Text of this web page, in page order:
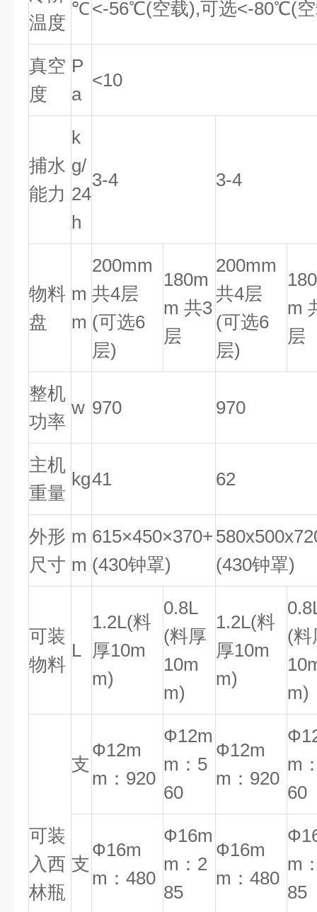
温度
℃<-56℃(空载),可选<-80℃(
真空
度
P
a
<10
捕水
能力
k
g/
24
h
3-4 3-4
物料
盘
m
m
200mm
共4层
(可选6
层)
180m
m 共3
层
200mm
共4层
(可选6
层)
m
层
整机
功率
w 970 970
主机
重量
kg41 62
外形
尺寸
m
m
615×450×370+
(430钟罩)
(430钟罩)
可装
物料
L
1.2L(料
厚10m
m)
0.8L
(料厚
10m
m)
1.2L(料
厚10m
m)
(料
m)
可装
入西
林瓶
支
Ф12m
m：920
Ф12m
m：5
60
Ф12m
m：920
m
60
支
Ф16m
m：480
Ф16m
m：2
85
Ф16m
m：480
m
85